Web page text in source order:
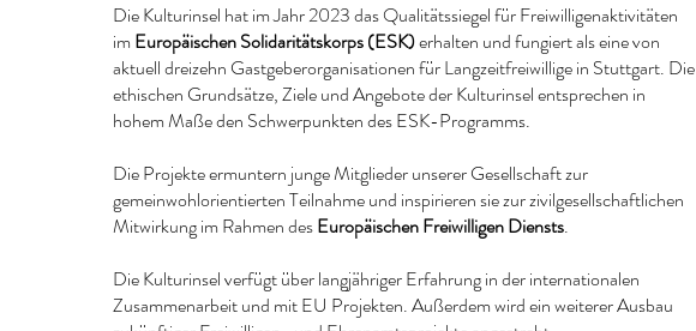
Die Kulturinsel hat im Jahr 2023 das Qualitätssiegel für Freiwilligenaktivitäten
im Europäischen Solidaritätskorps (ESK)erhalten und fungiert als eine von
aktuell dreizehn Gastgeberorganisationen für Langzeitfreiwillige in Stuttgart. Die
ethischen Grundsätze, Ziele und Angebote der Kulturinsel entsprechen in
hohem Maße den Schwerpunkten des ESK-Programms.
Die Projekte ermuntern junge Mitglieder unserer Gesellschaft zur
gemeinwohlorientierten Teilnahme und inspirieren sie zur zivilgesellschaftlichen
Mitwirkung im Rahmen desEuropäischen Freiwilligen Diensts.
Die Kulturinsel verfügt über langjähriger Erfahrung in der internationalen
Zusammenarbeit und mit EU Projekten. Außerdem wird ein weiterer Ausbau